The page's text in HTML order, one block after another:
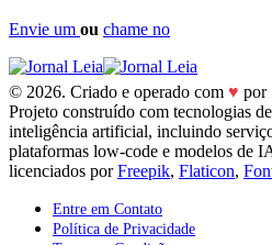
Envie um ou chame no
© 2026. Criado e operado com ♥ por
Projeto construído com tecnologias
inteligência artificial, incluindo
plataformas low-code e modelos de
licenciados porFreepik, Flaticon,
Entre em Contato
Política de Privacidade